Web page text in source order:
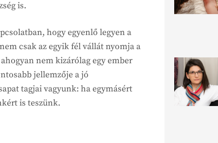
is.
hogy egyenlő legyen a
csak az egyik fél vállát nyomja a
nem kizárólag egy ember
jellemzője a jó
tagjai vagyunk: ha egymásért
is teszünk.